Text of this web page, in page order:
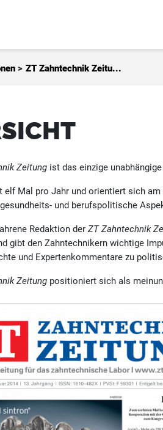
> ZT Zahntechnik Zeitu...
Zeitung ist das einzige
Mal pro Jahr und orientiert sich
und berufspolitische
Redaktion derZT Zahntechnik
gibt den Zahntechnikern wichtige
und Expertenkommentare zu
Zeitung positioniert sich als